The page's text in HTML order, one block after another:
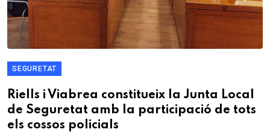
SEGURETAT
Riells i Viabrea constitueix la Junta Local
de Seguretat amb la participació de tots
els cossos policials